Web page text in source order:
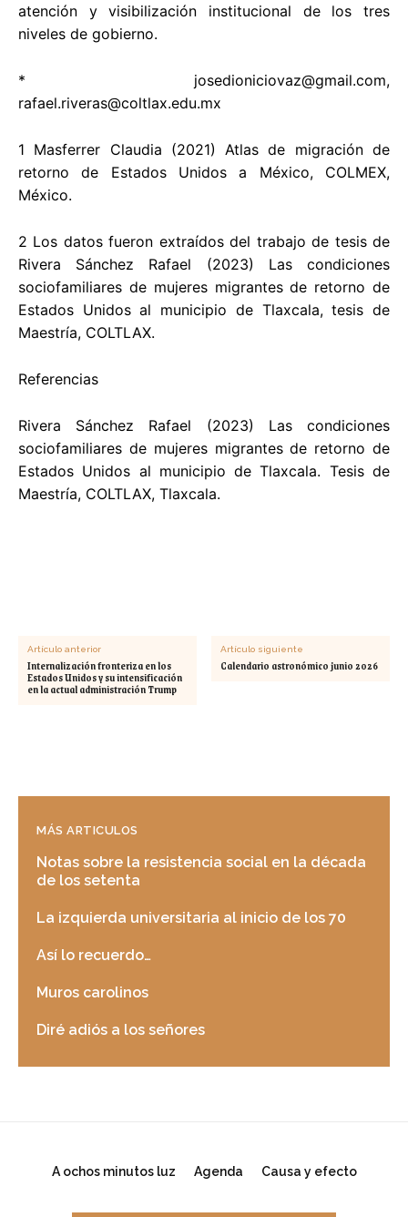
atención y visibilización institucional de los tres
niveles de gobierno.
* josedioniciovaz@gmail.com,
rafael.riveras@coltlax.edu.mx
1 Masferrer Claudia (2021) Atlas de migración de
retorno de Estados Unidos a México, COLMEX,
México.
2 Los datos fueron extraídos del trabajo de tesis de
Rivera Sánchez Rafael (2023) Las condiciones
sociofamiliares de mujeres migrantes de retorno de
Estados Unidos al municipio de Tlaxcala, tesis de
Maestría, COLTLAX.
Referencias
Rivera Sánchez Rafael (2023) Las condiciones
sociofamiliares de mujeres migrantes de retorno de
Estados Unidos al municipio de Tlaxcala. Tesis de
Maestría, COLTLAX, Tlaxcala.
Artículo anterior
Internalización fronteriza en los
Estados Unidos y su intensificación
en la actual administración Trump
Artículo siguiente
Calendario astronómico junio 2026
MÁS ARTICULOS
Notas sobre la resistencia social en la década
de los setenta
La izquierda universitaria al inicio de los 70
Así lo recuerdo…
Muros carolinos
Diré adiós a los señores
A ochos minutos luz Agenda Causa y efecto